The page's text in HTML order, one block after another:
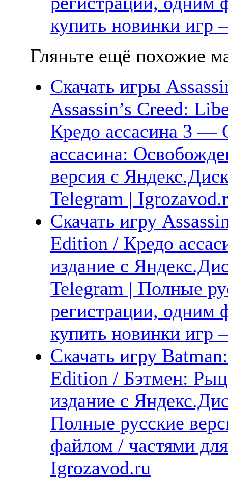
купить новинки
Гляньте ещё похожие
Скачать игры
Assassin’s Creed:
Кредо ассасина 3 —
ассасина:
версия с
Telegram |
Скачать игру
Edition / Кредо
издание с
Telegram | Полные
регистрации, одним
купить новинки
Скачать игру
Edition / Бэтмен:
издание с
Полные русские
файлом / частями
Igrozavod.ru